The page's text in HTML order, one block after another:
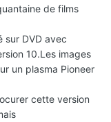
de films
sur DVD avec
10.Les images
un plasma Pioneer
cette version